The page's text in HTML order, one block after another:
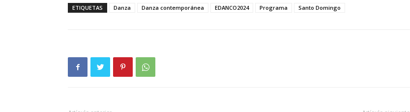
ETIQUETAS Danza Danza contemporánea EDANCO2024 Programa Santo Domingo